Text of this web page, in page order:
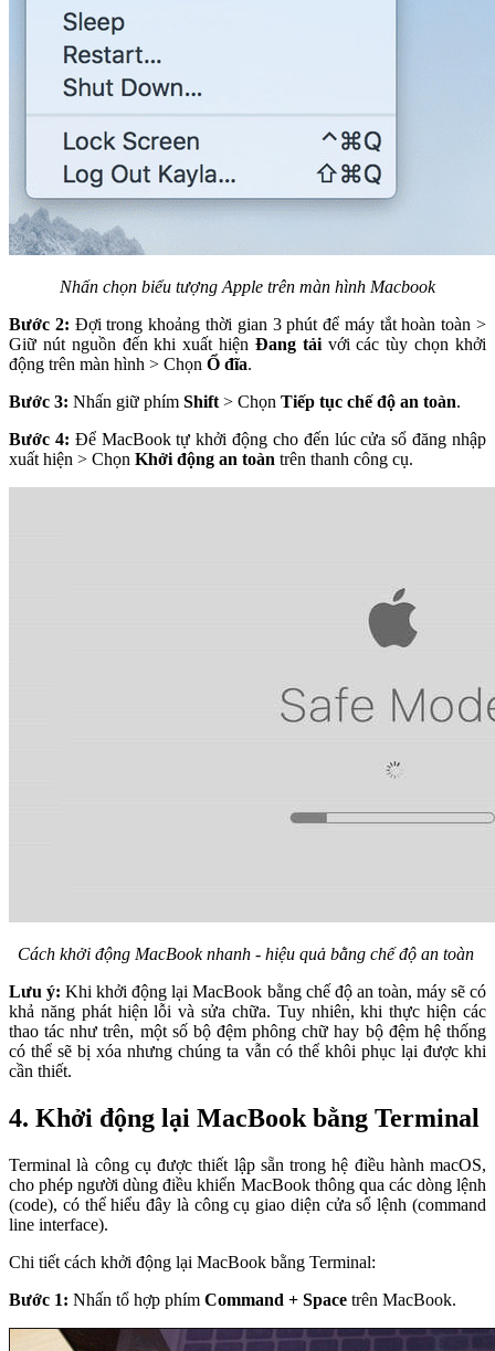
Nhấn chọn biểu tượng Apple trên màn hình Macbook
Bước 2: Đợi trong khoảng thời gian 3 phút để máy tắt hoàn toàn >
Giữ nút nguồn đến khi xuất hiện Đang tảivới các tùy chọn khởi
động trên màn hình > Chọn Ổ đĩa.
Bước 3: Nhấn giữ phím Shift > Chọn Tiếp tục chế độ an toàn.
Bước 4: Để MacBook tự khởi động cho đến lúc cửa sổ đăng nhập
xuất hiện > Chọn Khởi động an toàn trên thanh công cụ.
Cách khởi động MacBook nhanh - hiệu quả bằng chế độ an toàn
Lưu ý: Khi khởi động lại MacBook bằng chế độ an toàn, máy sẽ có
khả năng phát hiện lỗi và sửa chữa. Tuy nhiên, khi thực hiện các
thao tác như trên, một số bộ đệm phông chữ hay bộ đệm hệ thống
có thể sẽ bị xóa nhưng chúng ta vẫn có thể khôi phục lại được khi
cần thiết.
4. Khởi động lại MacBook bằng Terminal
Terminal là công cụ được thiết lập sẵn trong hệ điều hành macOS,
cho phép người dùng điều khiển MacBook thông qua các dòng lệnh
(code), có thể hiểu đây là công cụ giao diện cửa sổ lệnh (command
line interface).
Chi tiết cách khởi động lại MacBook bằng Terminal:
Bước 1: Nhấn tổ hợp phím Command + Space trên MacBook.